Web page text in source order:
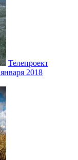
Телепроект
2018